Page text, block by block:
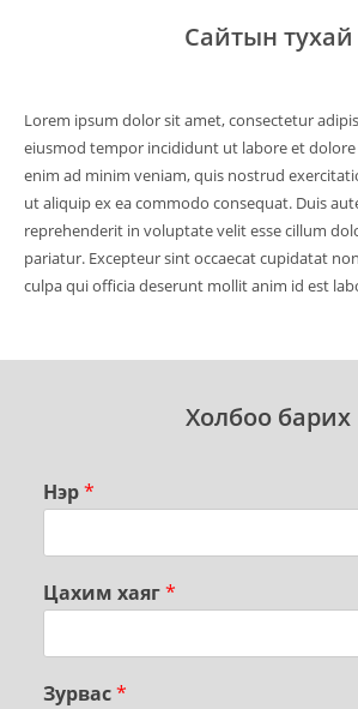
Сайтын тухай
Lorem ipsum dolor sit amet, consectetur
eiusmod tempor incididunt ut labore et dolore
enim ad minim veniam, quis nostrud
ut aliquip ex ea commodo consequat. Duis
reprehenderit in voluptate velit esse cillum
pariatur. Excepteur sint occaecat cupidatat
culpa qui officia deserunt mollit anim id est
Холбоо барих
Нэр*
Цахим хаяг*
Зурвас*